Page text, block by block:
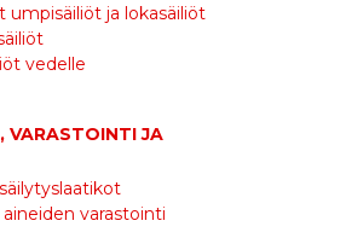
umpisäiliöt ja lokasäiliöt
vedelle
VARASTOINTI JA
aineiden varastointi